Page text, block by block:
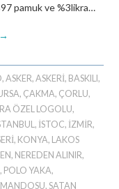
pamuk ve %3likra…
→
, ASKER, ASKERİ, BASKILI,
, ÇAKMA, ÇORLU,
ÖZEL LOGOLU,
, İSTOC, İZMIR,
, KONYA, LAKOS
, NEREDEN ALINIR,
, POLO YAKA,
,SATAN